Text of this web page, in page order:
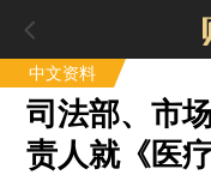
中文资料
司法部、市
责人就《医